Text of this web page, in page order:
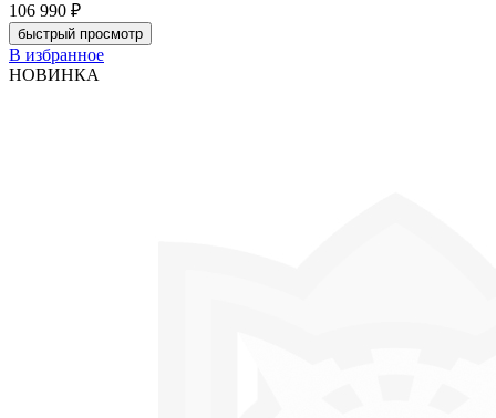
106 990 ₽
быстрый просмотр
В избранное
НОВИНКА